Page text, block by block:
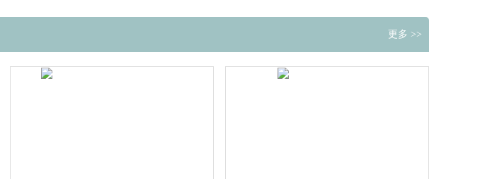
更多 >>